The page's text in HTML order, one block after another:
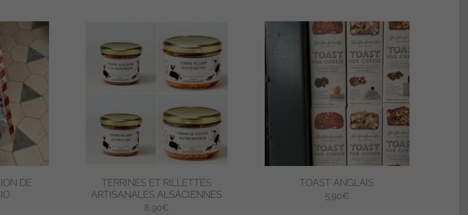
DE
TERRINES ET RILLETTES
ARTISANALES ALSACIENNES
8,90€
TOAST ANGLAIS
5,90€